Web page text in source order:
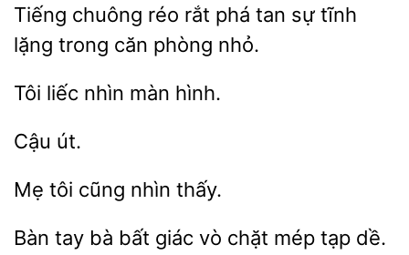
Tiếng chuông réo rắt phá
sự tĩnh
lặng
căn nhỏ.
liếc màn
Mẹ cũng
bà bất giác vò mép tạp dề.